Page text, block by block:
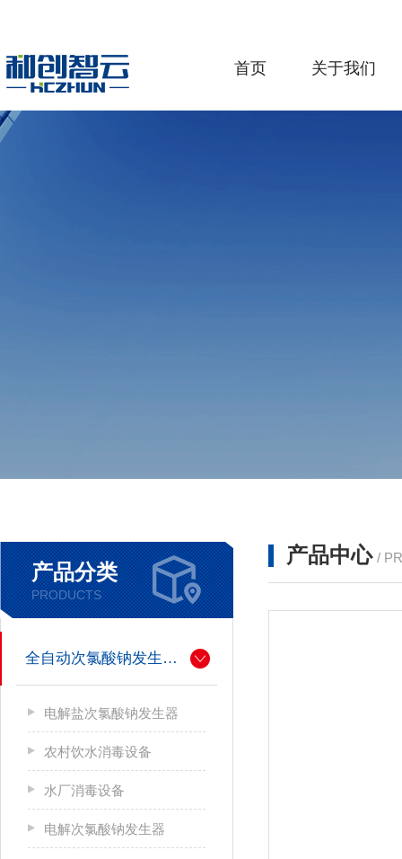
首页 关于我们
产品分类
PRODUCTS
全自动次氯酸钠发生器厂家
电解盐次氯酸钠发生器
农村饮水消毒设备
水厂消毒设备
电解次氯酸钠发生器
产品中心 /